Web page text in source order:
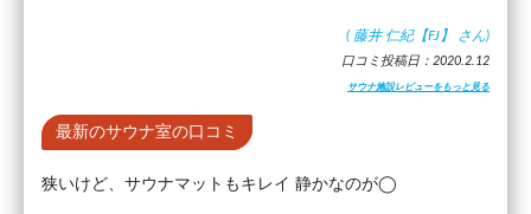
( 藤井 仁紀【FJ】 さん)
口コミ投稿日：2020.2.12
サウナ施設レビューをもっと見る
最新のサウナ室の口コミ
狭いけど、サウナマットもキレイ 静かなのが◯